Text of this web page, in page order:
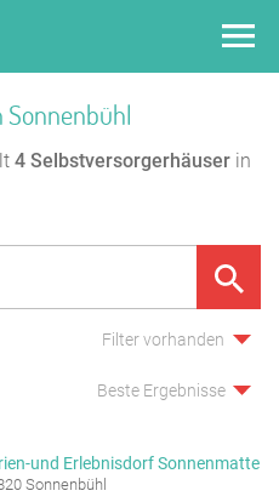
Sonnenbühl
4 Selbstversorgerhäuser in
Filter vorhanden
Beste Ergebnisse
und Erlebnisdorf Sonnenmatte
Sonnenbühl